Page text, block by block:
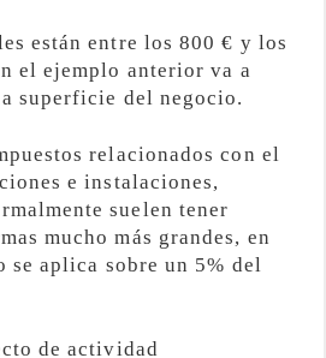
están entre los 800 € y los
el ejemplo anterior va a
superficie del negocio.
relacionados con el
e instalaciones,
suelen tener
mucho más grandes, en
se aplica sobre un 5% del
de actividad